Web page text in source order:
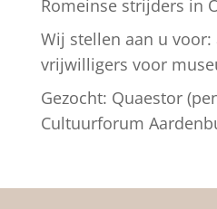
Romeinse strijders in
Wij stellen aan u
vrijwilligers voor
Gezocht: Quaestor
Cultuurforum